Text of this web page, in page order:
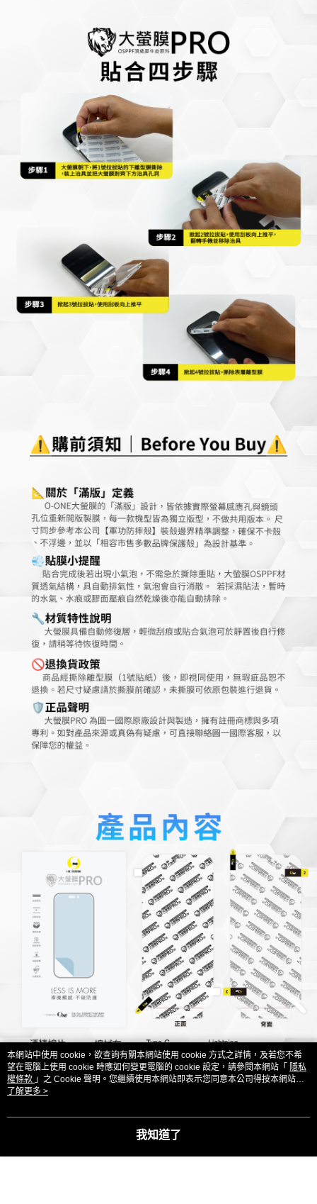
本網站中使用 cookie，欲查詢有關本網站使用 cookie 方式之詳情，及若您不希
望在電腦上使用 cookie 時應如何變更電腦的 cookie 設定，請參閱本網站「 隱私
權條款 」之 Cookie 聲明。您繼續使用本網站即表示您同意本公司得按本網站使
用條款之 Cookie 聲明使用 cookie。
了解更多 >
我知道了